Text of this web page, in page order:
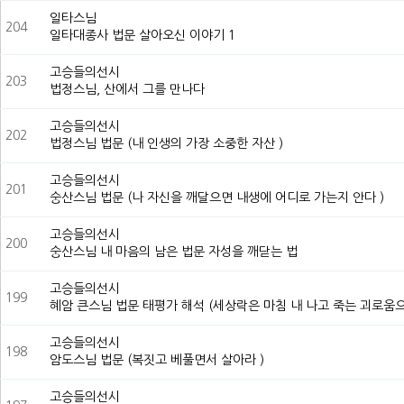
204
일타스님
일타대종사 법문 살아오신 이야기 1
203
고승들의선시
법정스님, 산에서 그를 만나다
202
고승들의선시
법정스님 법문 (내 인생의 가장 소중한 자산 )
201
고승들의선시
숭산스님 법문 (나 자신을 깨달으면 내생에 어디로 가는지 안다 )
200
고승들의선시
숭산스님 내 마음의 남은 법문 자성을 깨닫는 법
199
고승들의선시
혜암 큰스님 법문 태평가 해석 (세상락은 마침 내 나고 죽는 괴로
198
고승들의선시
암도스님 법문 (복짓고 베풀면서 살아라 )
고승들의선시